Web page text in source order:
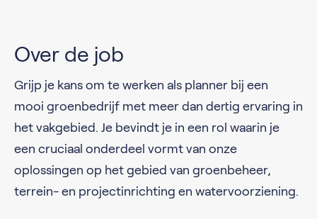
Over de job
Grijp je kans om te werken als planner bij een
mooi groenbedrijf met meer dan dertig ervaring in
het vakgebied. Je bevindt je in een rol waarin je
een cruciaal onderdeel vormt van onze
oplossingen op het gebied van groenbeheer,
terrein- en projectinrichting en watervoorziening.